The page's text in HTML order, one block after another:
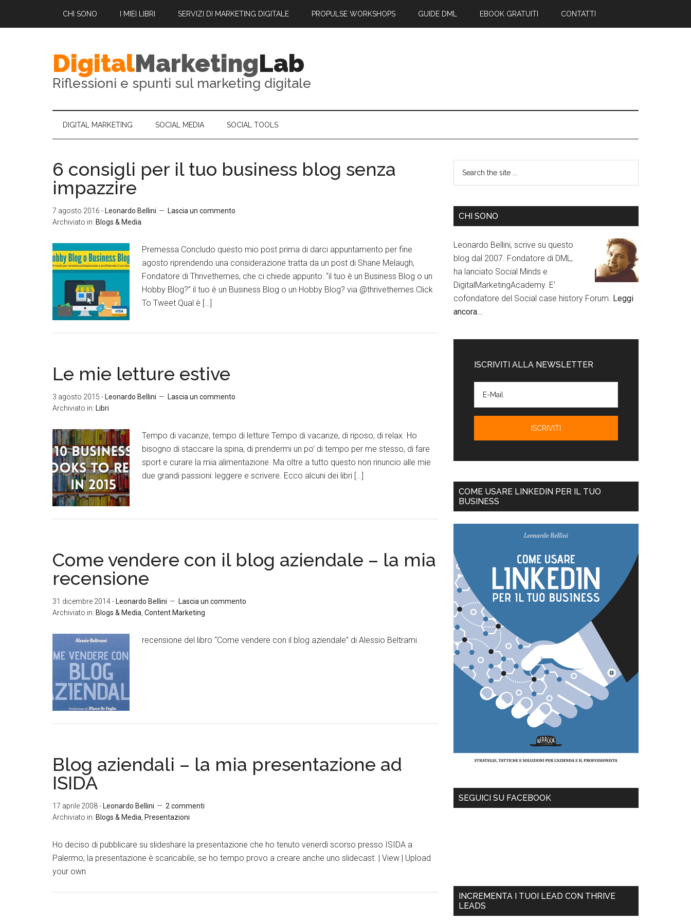
CHI SONO I MIEI LIBRI SERVIZI DI MARKETING DIGITALE PROPULSE WORKSHOPS GUIDE DML EBOOK GRATUITI CONTATTI
DigitalMarketingLab
Riflessioni e spunti sul marketing digitale
DIGITAL MARKETING SOCIAL MEDIA SOCIAL TOOLS
6 consigli per il tuo business blog senza
impazzire
7 agosto 2016 - Leonardo Bellini
Lascia un commento
Archiviato in: Blogs & Media
Premessa Concludo questo mio post prima di darci appuntamento per fine
agosto riprendendo una considerazione tratta da un post di Shane Melaugh,
Fondatore di Thrivethemes, che ci chiede appunto: “il tuo è un Business Blog o un
Hobby Blog?” il tuo è un Business Blog o un Hobby Blog? via @thrivethemes Click
To Tweet Qual è […]
Le mie letture estive
3 agosto 2015 - Leonardo Bellini
Lascia un commento
Archiviato in: Libri
Tempo di vacanze, tempo di letture Tempo di vacanze, di riposo, di relax. Ho
bisogno di staccare la spina, di prendermi un po’ di tempo per me stesso, di fare
sport e curare la mia alimentazione. Ma oltre a tutto questo non rinuncio alle mie
due grandi passioni: leggere e scrivere. Ecco alcuni dei libri […]
Come vendere con il blog aziendale – la mia
recensione
31 dicembre 2014- Leonardo Bellini
Lascia un commento
Archiviato in: Blogs & Media Content Marketing
recensione del libro “Come vendere con il blog aziendale” di Alessio Beltrami.
Blog aziendali – la mia presentazione ad
ISIDA
17 aprile 2008- Leonardo Bellini
2 commenti
Archiviato in: Blogs & Media Presentazioni
Ho deciso di pubblicare su slideshare la presentazione che ho tenuto venerdì scorso presso ISIDA a
Palermo; la presentazione è scaricabile, se ho tempo provo a creare anche uno slidecast. | View | Upload
your own
CHI SONO
Leonardo Bellini, scrive su questo
blog dal 2007. Fondatore di DML,
ha lanciato Social Minds e
DigitalMarketingAcademy. E'
cofondatore del Social case history Forum. Leggi
ancora…
ISCRIVITI ALLA NEWSLETTER
COME USARE LINKEDIN PER IL TUO
BUSINESS
SEGUICI SU FACEBOOK
INCREMENTA I TUOI LEAD CON THRIVE
LEADS